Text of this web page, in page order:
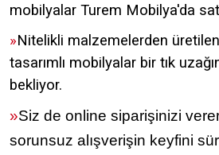
mobilyalar Turem Mobilya'da
»Nitelikli malzemelerden
tasarımlı mobilyalar bir tık
bekliyor.
»Siz de online siparişinizi
sorunsuz alışverişin keyfini